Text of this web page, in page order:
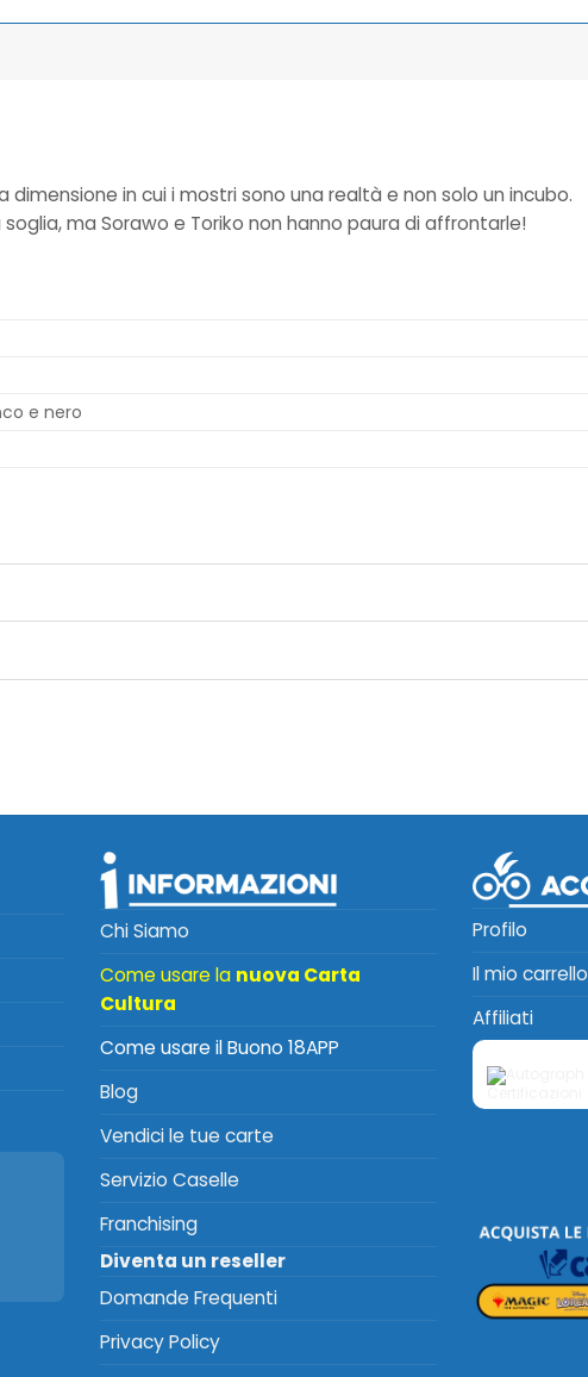
in cui i mostri sono una realtà e non solo un incubo.
ma Sorawo e Toriko non hanno paura di affrontarle!
e nero
Chi Siamo
Come usare la nuova Carta
Cultura
Come usare il Buono 18APP
Blog
Vendici le tue carte
Servizio Caselle
Franchising
Diventa un reseller
Domande Frequenti
Privacy Policy
Profilo
Il mio carrello
Affiliati